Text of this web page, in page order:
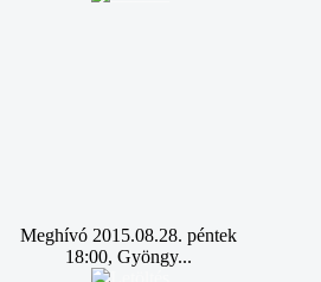
Meghívó 2015.08.28. péntek
18:00, Gyöngy...